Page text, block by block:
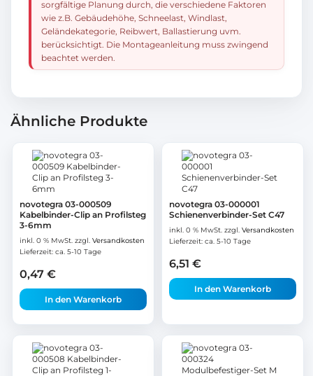
sorgfältige Planung durch, die verschiedene Faktoren
wie z.B. Gebäudehöhe, Schneelast, Windlast,
Geländekategorie, Reibwert, Ballastierung uvm.
berücksichtigt. Die Montageanleitung muss zwingend
beachtet werden.
Ähnliche Produkte
novotegra 03-000509
Kabelbinder-Clip an Profilsteg
3-6mm
inkl. 0 % MwSt. zzgl. Versandkosten
Lieferzeit: ca. 5-10 Tage
0,47 €
In den Warenkorb
novotegra 03-000001
Schienenverbinder-Set C47
inkl. 0 % MwSt. zzgl. Versandkosten
Lieferzeit: ca. 5-10 Tage
6,51 €
In den Warenkorb